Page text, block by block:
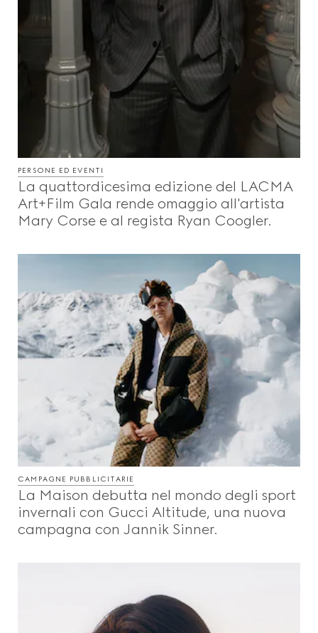
PERSONE ED EVENTI
La quattordicesima edizione del LACMA
Art+Film Gala rende omaggio all'artista
Mary Corse e al regista Ryan Coogler.
CAMPAGNE PUBBLICITARIE
La Maison debutta nel mondo degli sport
invernali con Gucci Altitude, una nuova
campagna con Jannik Sinner.